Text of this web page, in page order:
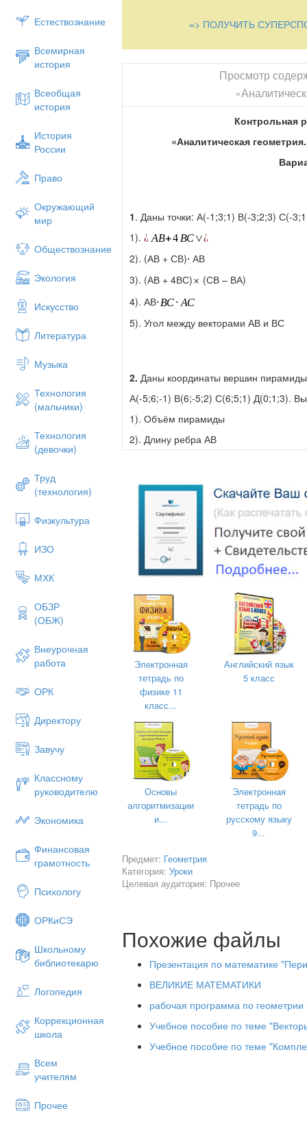
Естествознание
Всемирная
история
Всеобщая
история
История
России
Право
Окружающий
мир
Обществознание
Экология
Искусство
Литература
Музыка
Технология
(мальчики)
Технология
(девочки)
Труд
(технология)
Физкультура
ИЗО
МХК
ОБЗР
(ОБЖ)
Внеурочная
работа
ОРК
Директору
Завучу
Классному
руководителю
Экономика
Финансовая
грамотность
Психологу
ОРКиСЭ
Школьному
библиотекарю
Логопедия
Коррекционная
школа
Всем
учителям
Прочее
=> ПОЛУЧИТЬ
Просмотр
Контрольная
«Аналитическая
1. Даны точки: А(-1;3;1) В(-3;2;3) С(-
1).
2). (АВ + СВ) АВ
3). (АВ + 4ВС)
(СВ – ВА)
4). АВ
5). Угол между векторами АВ и ВС
2. Даны координаты вершин
А(-5;6;-1) В(6;-5;2) С(6;5;1) Д(0;1;3).
1). Объём пирамиды
2). Длину ребра АВ
Даны три последовательные
А(6;5) В(-6;0) С(-10;3). Найти:
1). Уравнение стороны АД
2). Уравнение высоты, опущенной из
длину этой высоты.
3). Уравнение диагонали ВД
4). Угол между диагоналями
Уравнение кривой второго
квадрата привести к каноническому
Y2+ 4y – 6x + 7 = 0
5.Составить уравнение окружности,
Контрольная
«Аналитическая
Электронная
тетрадь по
физике 11
класс...
Английский язык
5 класс
Основы
алгоритмизации
и...
Электронная
тетрадь по
русскому языку
9...
Предмет: Геометрия
Категория:Уроки
Целевая аудитория: Прочее
Похожие файлы
Презентация по математике
ВЕЛИКИЕ МАТЕМАТИКИ
рабочая программа по геометрии
Учебное пособие по теме
Учебное пособие по теме